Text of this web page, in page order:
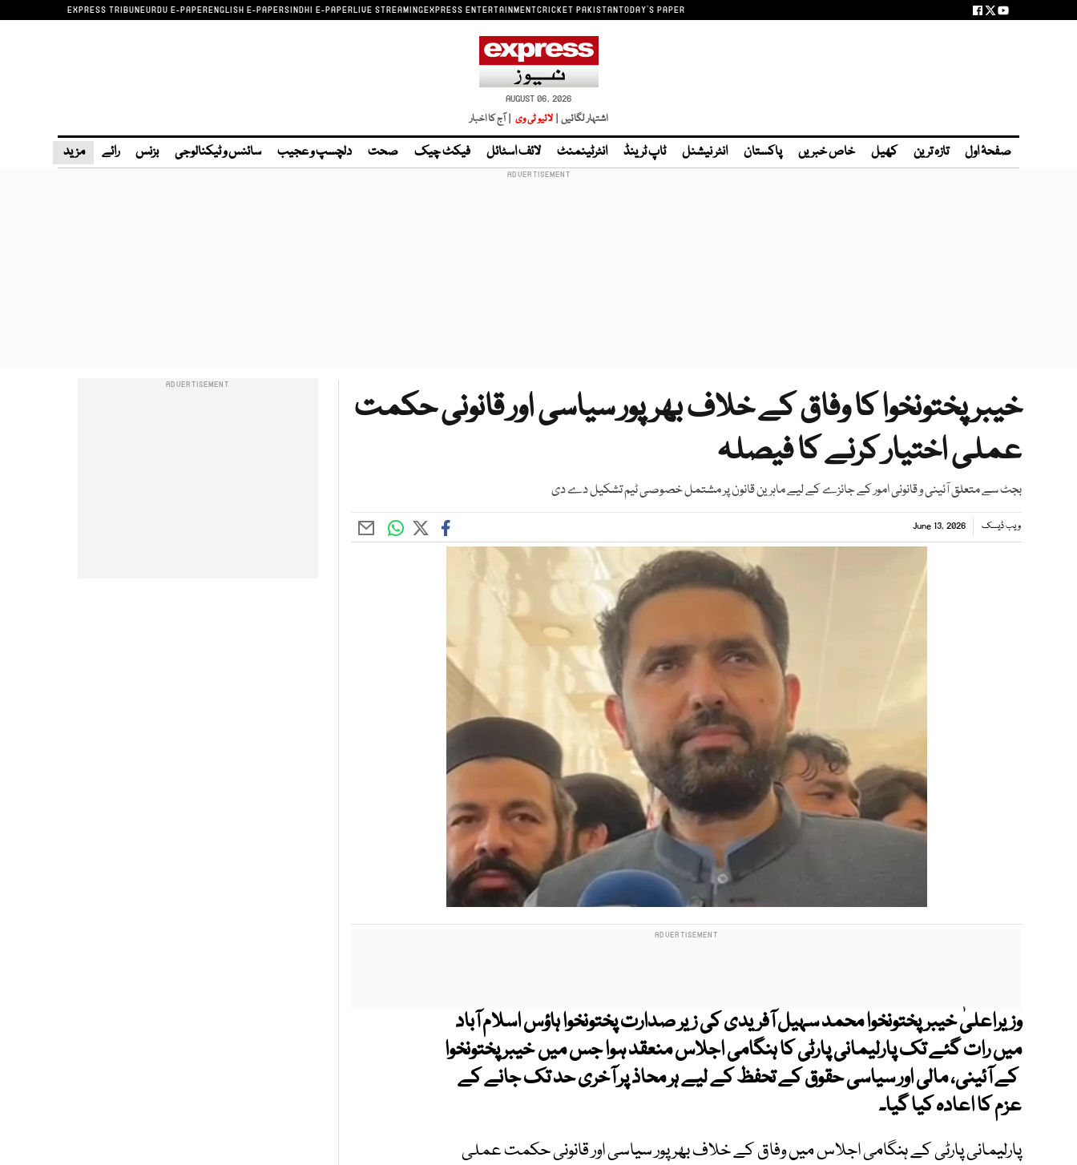
EXPRESS TRIBUNEURDU E-PAPERENGLISH E-PAPERSINDHI E-PAPERLIVE STREAMINGEXPRESS ENTERTAINMENTCRICKET PAKISTANTODAY'S PAPER
AUGUST 06, 2026
اشتہار لگائیں | لائیو ٹی وی | آج کا اخبار
صفحۂ اول تازہ ترین کھیل خاص خبریں پاکستان انٹر نیشنل ٹاپ ٹرینڈ انٹرٹینمنٹ لائف اسٹائل فیکٹ چیک صحت دلچسپ و عجیب سائنس و ٹیکنالوجی بزنس رائے مزید
خیبر پختونخوا کا وفاق کے خلاف بھرپور سیاسی اور قانونی حکمت
عملی اختیار کرنے کا فیصلہ
بجٹ سے متعلق آئینی و قانونی امور کے جائزے کے لیے ماہرین قانون پر مشتمل خصوصی ٹیم تشکیل دے دی
ویب ڈیسک June 13, 2026
وزیراعلیٰ خیبرپختونخوا محمد سہیل آفریدی کی زیر صدارت پختونخوا ہاؤس اسلام آباد
میں رات گئے تک پارلیمانی پارٹی کا ہنگامی اجلاس منعقد ہوا جس میں خیبر پختونخوا
کے آئینی، مالی اور سیاسی حقوق کے تحفظ کے لیے ہر محاذ پر آخری حد تک جانے کے
عزم کا اعادہ کیا گیا۔
پارلیمانی پارٹی کے ہنگامی اجلاس میں وفاق کے خلاف بھرپور سیاسی اور قانونی حکمت عملی